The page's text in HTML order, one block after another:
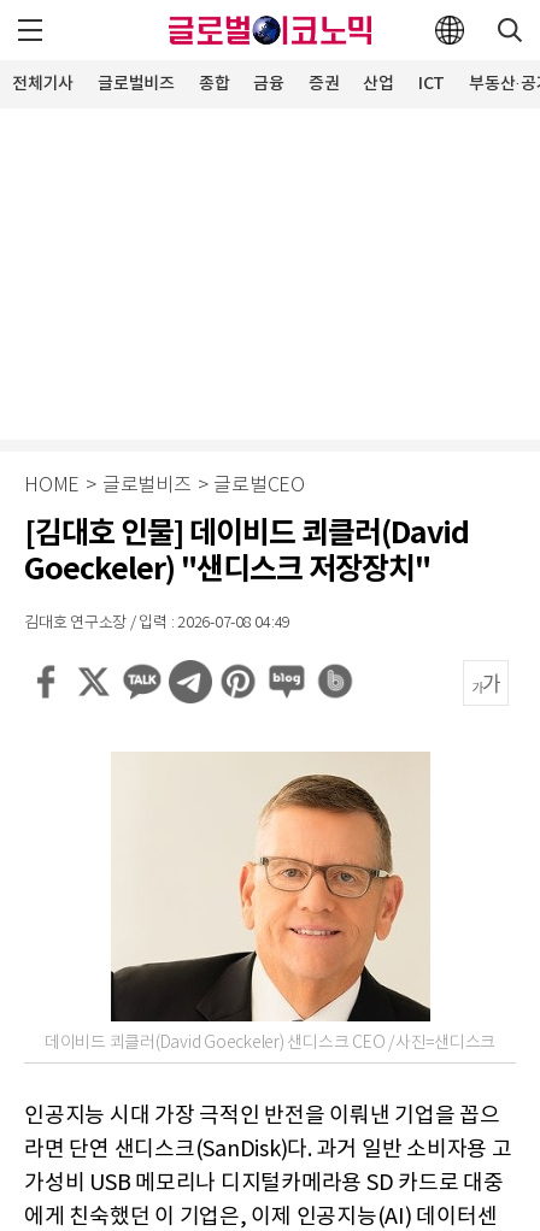
전체기사 글로벌비즈 종합 금융 증권 산업 ICT 부동산·
HOME > 글로벌비즈 > 글로벌CEO
[김대호 인물] 데이비드 쾨클러(David
Goeckeler) "샌디스크 저장장치"
김대호 연구소장 / 입력 : 2026-07-08 04:49
데이비드 쾨클러(David Goeckeler) 샌디스크 CEO /사진=샌디스크
인공지능 시대 가장 극적인 반전을 이뤄낸 기업을 꼽으
라면 단연 샌디스크(SanDisk)다. 과거 일반 소비자용 고
가성비 USB 메모리나 디지털카메라용 SD 카드로 대중
에게 친숙했던 이 기업은, 이제 인공지능(AI) 데이터센